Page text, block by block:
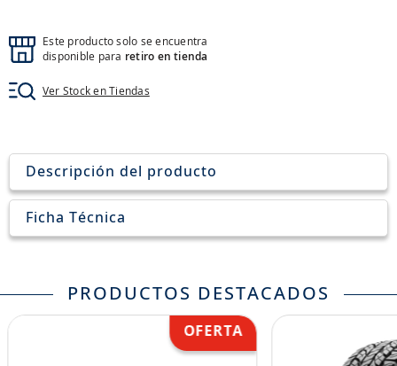
Este producto solo se encuentra
disponible para retiro en tienda
Ver Stock en Tiendas
Descripción del producto
Ficha Técnica
PRODUCTOS DESTACADOS
9.
255